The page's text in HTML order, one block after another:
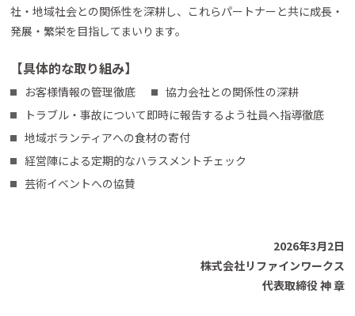
社・地域社会との関係性を深耕し、これらパートナーと共に成⾧・
発展・繁栄を目指してまいります。
【具体的な取り組み】
お客様情報の管理徹底
協力会社との関係性の深耕
トラブル・事故について即時に報告するよう社員へ指導徹底
地域ボランティアへの食材の寄付
経営陣による定期的なハラスメントチェック
芸術イベントへの協賛
2026年3月2日
株式会社リファインワークス
代表取締役 神 章